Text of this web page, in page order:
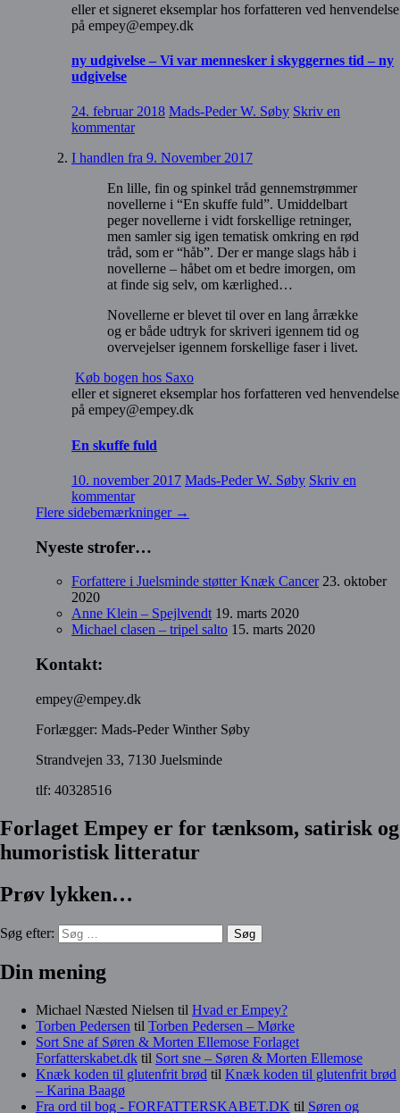
eller et signeret eksemplar hos forfatteren ved henvendelse
på empey@empey.dk
ny udgivelse – Vi var mennesker i skyggernes tid – ny
udgivelse
24. februar 2018 Mads-Peder W. Søby Skriv en
kommentar
I handlen fra 9. November 2017
En lille, fin og spinkel tråd gennemstrømmer
novellerne i “En skuffe fuld”. Umiddelbart
peger novellerne i vidt forskellige retninger,
men samler sig igen tematisk omkring en rød
tråd, som er “håb”. Der er mange slags håb i
novellerne – håbet om et bedre imorgen, om
at finde sig selv, om kærlighed…
Novellerne er blevet til over en lang årrække
og er både udtryk for skriveri igennem tid og
overvejelser igennem forskellige faser i livet.
Køb bogen hos Saxo
eller et signeret eksemplar hos forfatteren ved henvendelse
på empey@empey.dk
En skuffe fuld
10. november 2017 Mads-Peder W. Søby Skriv en
kommentar
Flere sidebemærkninger →
Nyeste strofer…
Forfattere i Juelsminde støtter Knæk Cancer 23. oktober
2020
Anne Klein – Spejlvendt 19. marts 2020
Michael clasen – tripel salto 15. marts 2020
Kontakt:
empey@empey.dk
Forlægger: Mads-Peder Winther Søby
Strandvejen 33, 7130 Juelsminde
tlf: 40328516
Forlaget Empey er for tænksom, satirisk og
humoristisk litteratur
Prøv lykken…
Søg efter:
Din mening
Michael Næsted Nielsen til Hvad er Empey?
Torben Pedersen til Torben Pedersen – Mørke
Sort Sne af Søren & Morten Ellemose Forlaget
Forfatterskabet.dk til Sort sne – Søren & Morten Ellemose
Knæk koden til glutenfrit brød til Knæk koden til glutenfrit brød
– Karina Baagø
Fra ord til bog - FORFATTERSKABET.DK til Søren og